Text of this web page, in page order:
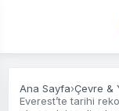
Ana Sayfa›Çevre &
Everest’te tarihi